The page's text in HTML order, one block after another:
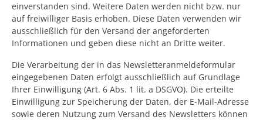
einverstanden sind. Weitere Daten werden nicht bzw. nur
auf freiwilliger Basis erhoben. Diese Daten verwenden wir
ausschließlich für den Versand der angeforderten
Informationen und geben diese nicht an Dritte weiter.
Die Verarbeitung der in das Newsletteranmeldeformular
eingegebenen Daten erfolgt ausschließlich auf Grundlage
Ihrer Einwilligung (Art. 6 Abs. 1 lit. a DSGVO). Die erteilte
Einwilligung zur Speicherung der Daten, der E-Mail-Adresse
sowie deren Nutzung zum Versand des Newsletters können